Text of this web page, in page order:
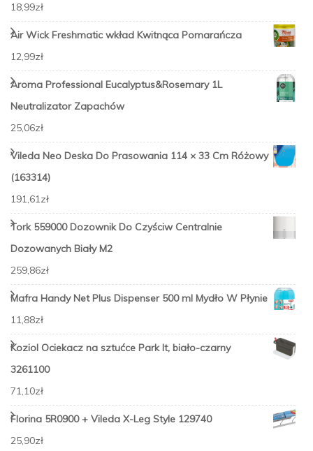
18,99zł
Air Wick Freshmatic wkład Kwitnąca Pomarańcza
12,99zł
Aroma Professional Eucalyptus&Rosemary 1L
Neutralizator Zapachów
25,06zł
Vileda Neo Deska Do Prasowania 114 × 33 Cm Różowy
(163314)
191,61zł
Tork 559000 Dozownik Do Czyściw Centralnie
Dozowanych Biały M2
259,86zł
Mafra Handy Net Plus Dispenser 500 ml Mydło W Płynie
11,88zł
Koziol Ociekacz na sztućce Park It, biało-czarny
3261100
71,10zł
Florina 5R0900 + Vileda X-Leg Style 129740
25,90zł